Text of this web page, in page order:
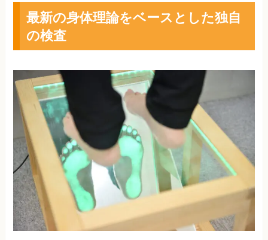
最新の身体理論をベースとした独自
の検査